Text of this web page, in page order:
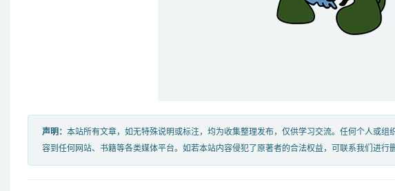
声明： 本站所有文章，如无特殊说明或标注，均为收集整理发布，仅供学习交流。任何个人或
容到任何网站、书籍等各类媒体平台。如若本站内容侵犯了原著者的合法权益，可联系我们进行